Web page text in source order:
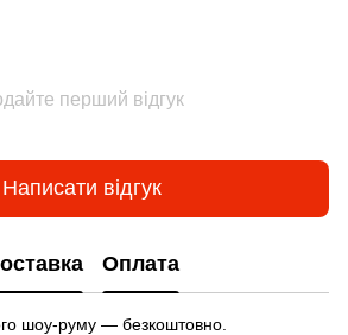
перший відгук
Написати відгук
Оплата
шоу-руму — безкоштовно.